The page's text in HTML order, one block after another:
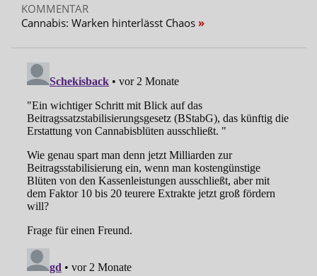
KOMMENTAR
Cannabis: Warken hinterlässt Chaos